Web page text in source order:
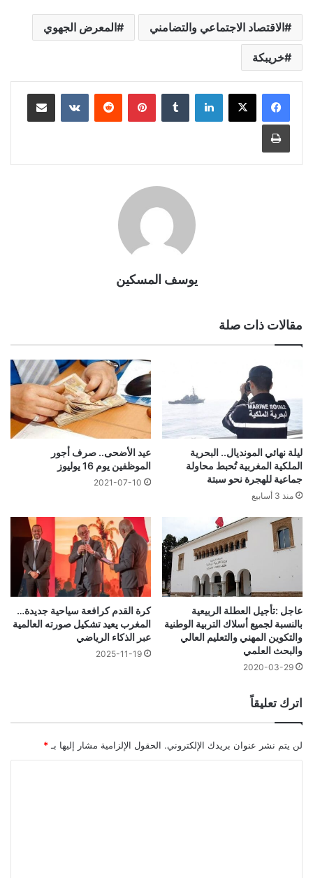
الاقتصاد الاجتماعي والتضامني المعرض الجهوي
خريبكة
لينكدإن بينتيريست مشاركة عبر البريد
طباعة
يوسف المسكين
مقالات ذات صلة
ليلة نهائي المونديال.. البحرية
الملكية المغربية تُحبط محاولة
جماعية للهجرة نحو سبتة
منذ 3 أسابيع
عيد الأضحى.. صرف أجور
الموظفين يوم 16 يوليوز
2021-07-10
عاجل :تأجيل العطلة الربيعية
بالنسبة لجميع أسلاك التربية الوطنية
والتكوين المهني والتعليم العالي
والبحث العلمي
2020-03-29
كرة القدم كرافعة سياحية جديدة…
المغرب يعيد تشكيل صورته العالمية
عبر الذكاء الرياضي
2025-11-19
اترك تعليقاً
لن يتم نشر عنوان بريدك الإلكتروني. الحقول الإلزامية مشار إليها بـ *